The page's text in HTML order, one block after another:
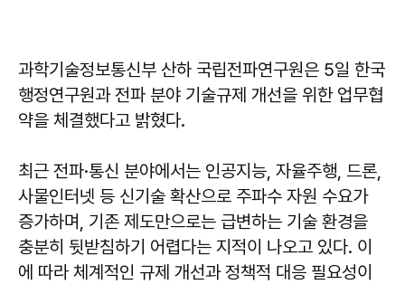
과학기술정보통신부 산하 국립전파연구원은 5일 한국
행정연구원과 전파 분야 기술규제 개선을 위한 업무협
약을 체결했다고 밝혔다.
최근 전파·통신 분야에서는 인공지능, 자율주행, 드론,
사물인터넷 등 신기술 확산으로 주파수 자원 수요가
증가하며, 기존 제도만으로는 급변하는 기술 환경을
충분히 뒷받침하기 어렵다는 지적이 나오고 있다. 이
에 따라 체계적인 규제 개선과 정책적 대응 필요성이